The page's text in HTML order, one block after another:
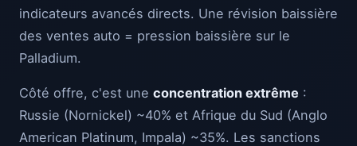
indicateurs avancés directs. Une révision baissière
des ventes auto = pression baissière sur le
Palladium.
Côté offre, c'est une concentration extrême :
Russie (Nornickel) ~40% et Afrique du Sud (Anglo
American Platinum, Impala) ~35%. Les sanctions